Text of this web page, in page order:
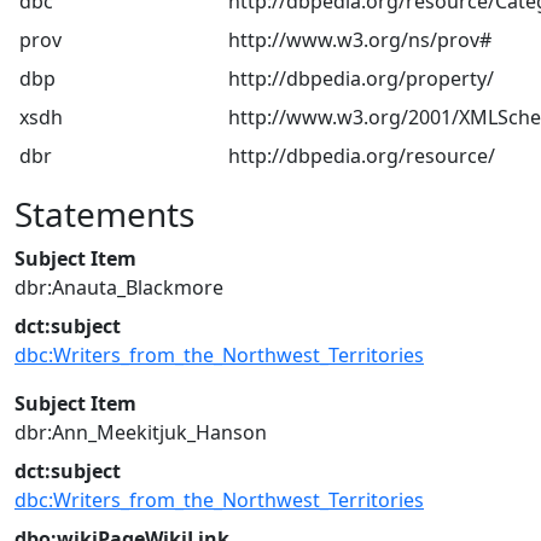
prov
http://www.w3.org/ns/prov#
dbp
http://dbpedia.org/property/
xsdh
http://www.w3.org/2001/
dbr
http://dbpedia.org/resource/
Statements
Subject Item
dbr:Anauta_Blackmore
dct:subject
dbc:Writers_from_the_Northwest_Territories
Subject Item
dbr:Ann_Meekitjuk_Hanson
dct:subject
dbc:Writers_from_the_Northwest_Territories